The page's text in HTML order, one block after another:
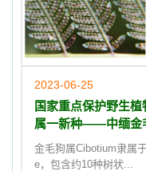
2023-06-25
国家重点保护野生
属一新种——中缅金
金毛狗属Cibotium隶属
e，包含约10种树状...